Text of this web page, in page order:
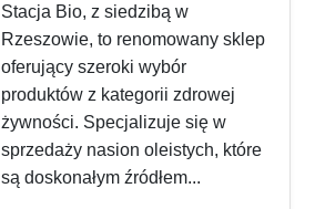
Stacja Bio, z siedzibą w
Rzeszowie, to renomowany sklep
oferujący szeroki wybór
produktów z kategorii zdrowej
żywności. Specjalizuje się w
sprzedaży nasion oleistych, które
są doskonałym źródłem...